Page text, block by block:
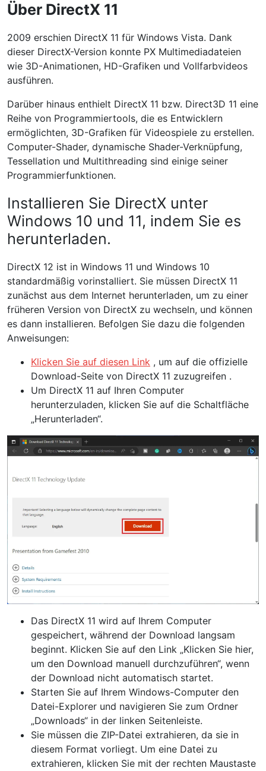
Über DirectX 11
2009 erschien DirectX 11 für Windows Vista. Dank
dieser DirectX-Version konnte PX Multimediadateien
wie 3D-Animationen, HD-Grafiken und Vollfarbvideos
ausführen.
Darüber hinaus enthielt DirectX 11 bzw. Direct3D 11 eine
Reihe von Programmiertools, die es Entwicklern
ermöglichten, 3D-Grafiken für Videospiele zu erstellen.
Computer-Shader, dynamische Shader-Verknüpfung,
Tessellation und Multithreading sind einige seiner
Programmierfunktionen.
Installieren Sie DirectX unter
Windows 10 und 11, indem Sie es
herunterladen.
DirectX 12 ist in Windows 11 und Windows 10
standardmäßig vorinstalliert. Sie müssen DirectX 11
zunächst aus dem Internet herunterladen, um zu einer
früheren Version von DirectX zu wechseln, und können
es dann installieren. Befolgen Sie dazu die folgenden
Anweisungen:
Klicken Sie auf diesen Link , um auf die offizielle
Download-Seite von DirectX 11 zuzugreifen .
Um DirectX 11 auf Ihren Computer
herunterzuladen, klicken Sie auf die Schaltfläche
„Herunterladen“.
Das DirectX 11 wird auf Ihrem Computer
gespeichert, während der Download langsam
beginnt. Klicken Sie auf den Link „Klicken Sie hier,
um den Download manuell durchzuführen“, wenn
der Download nicht automatisch startet.
Starten Sie auf Ihrem Windows-Computer den
Datei-Explorer und navigieren Sie zum Ordner
„Downloads“ in der linken Seitenleiste.
Sie müssen die ZIP-Datei extrahieren, da sie in
diesem Format vorliegt. Um eine Datei zu
extrahieren, klicken Sie mit der rechten Maustaste